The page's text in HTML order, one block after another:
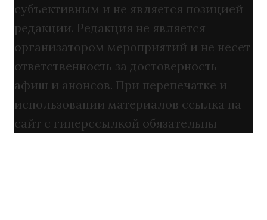
субъективным и не является позицией
редакции. Редакция не является
организатором мероприятий и не несет
ответственность за достоверность
афиш и анонсов. При перепечатке и
использовании материалов ссылка на
сайт с гиперссылкой обязательны